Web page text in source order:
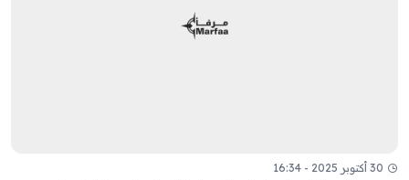
30 أكتوبر 2025 - 16:34